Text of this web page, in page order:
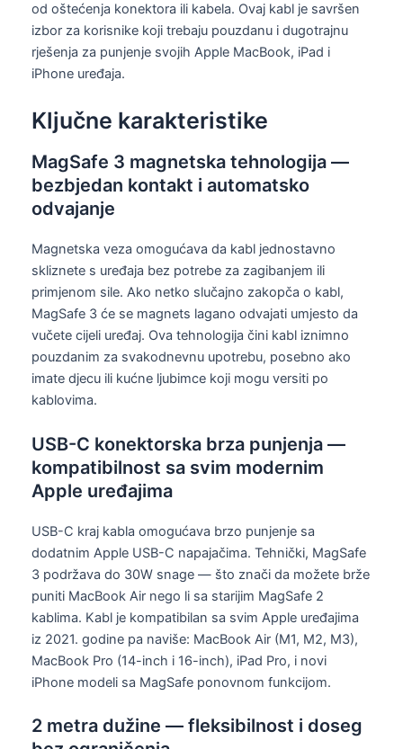
od oštećenja konektora ili kabela. Ovaj kabl je savršen
izbor za korisnike koji trebaju pouzdanu i dugotrajnu
rješenja za punjenje svojih Apple MacBook, iPad i
iPhone uređaja.
Ključne karakteristike
MagSafe 3 magnetska tehnologija —
bezbjedan kontakt i automatsko
odvajanje
Magnetska veza omogućava da kabl jednostavno
skliznete s uređaja bez potrebe za zagibanjem ili
primjenom sile. Ako netko slučajno zakopča o kabl,
MagSafe 3 će se magnets lagano odvajati umjesto da
vučete cijeli uređaj. Ova tehnologija čini kabl iznimno
pouzdanim za svakodnevnu upotrebu, posebno ako
imate djecu ili kućne ljubimce koji mogu versiti po
kablovima.
USB-C konektorska brza punjenja —
kompatibilnost sa svim modernim
Apple uređajima
USB-C kraj kabla omogućava brzo punjenje sa
dodatnim Apple USB-C napajačima. Tehnički, MagSafe
3 podržava do 30W snage — što znači da možete brže
puniti MacBook Air nego li sa starijim MagSafe 2
kablima. Kabl je kompatibilan sa svim Apple uređajima
iz 2021. godine pa naviše: MacBook Air (M1, M2, M3),
MacBook Pro (14-inch i 16-inch), iPad Pro, i novi
iPhone modeli sa MagSafe ponovnom funkcijom.
2 metra dužine — fleksibilnost i doseg